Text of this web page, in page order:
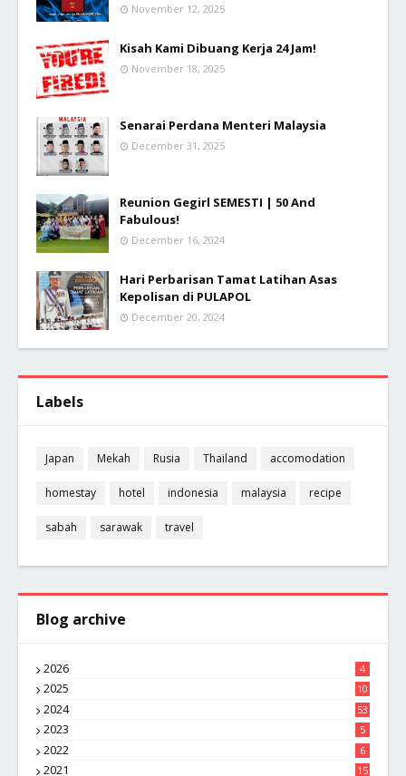
November 12, 2025
Kisah Kami Dibuang Kerja 24 Jam!
November 18, 2025
Senarai Perdana Menteri Malaysia
December 31, 2025
Reunion Gegirl SEMESTI | 50 And
Fabulous!
December 16, 2024
Hari Perbarisan Tamat Latihan Asas
Kepolisan di PULAPOL
December 20, 2024
Labels
Japan Mekah Rusia Thailand accomodation
homestay hotel indonesia malaysia recipe
sabah sarawak travel
Blog archive
2026 4
2025
10
8
2024 53
2023 5
2022 6
2021 15